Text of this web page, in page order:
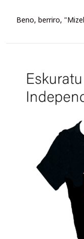
Beno, berriro,